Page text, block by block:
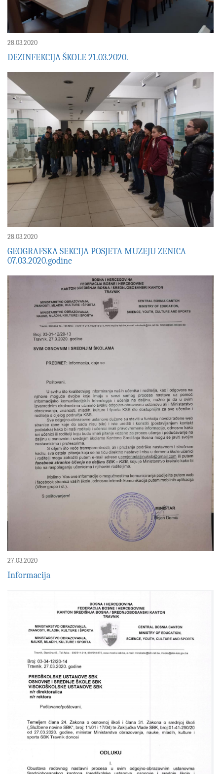
28.03.2020
DEZINFEKCIJA ŠKOLE 21.03.2020.
28.03.2020
GEOGRAFSKA SEKCIJA POSJETA MUZEJU ZENICA
07.03.2020.godine
27.03.2020
Informacija